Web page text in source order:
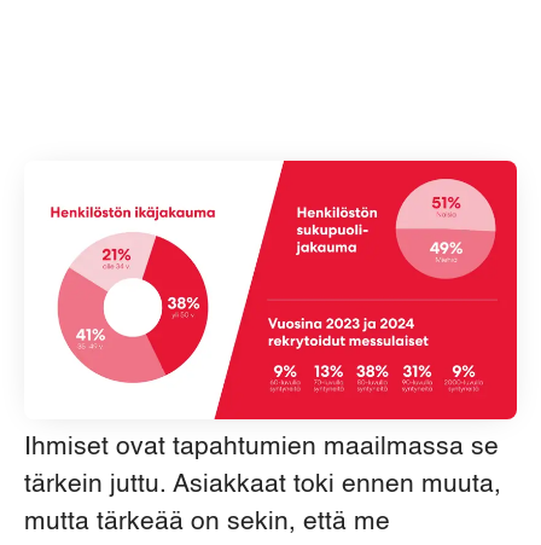
Ihmiset ovat tapahtumien maailmassa se
tärkein juttu. Asiakkaat toki ennen muuta,
mutta tärkeää on sekin, että me